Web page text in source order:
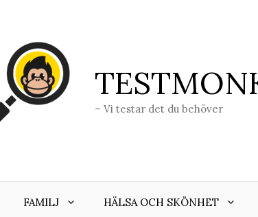
– Vi testar det du behöver
FAMILJ HÄLSA OCH SKÖNHET